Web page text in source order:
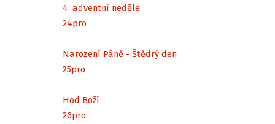
4. adventní neděle
24pro
Narození Páně - Štědrý den
25pro
Hod Boží
26pro